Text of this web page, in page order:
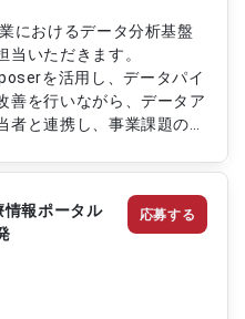
におけるデータ分析基盤
当いただきます。
を活用し、データパイ
善を行いながら、データア
者と連携し、事業課題の解
ラウド環境を活用した
にも携わっていただきま
・BIツールの開発および運
トとの連携による課題解
のインフラ設計および
およびAWSを用いたクラウ
報ポータル
応募する